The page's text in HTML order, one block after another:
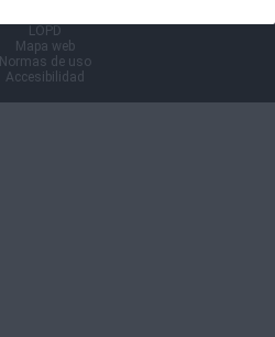
LOPD
Mapa web
Normas de uso
Accesibilidad